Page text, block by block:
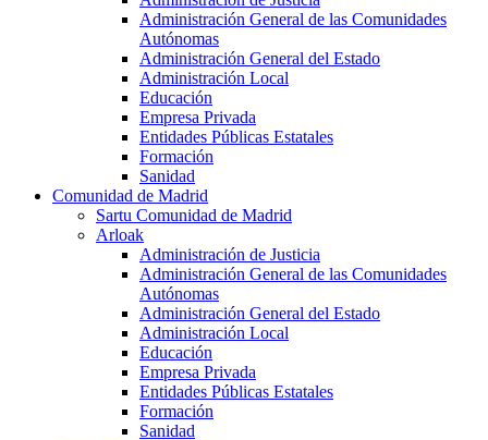
Administración General de las Comunidades
Autónomas
Administración General del Estado
Administración Local
Educación
Empresa Privada
Entidades Públicas Estatales
Formación
Sanidad
Comunidad de Madrid
Sartu Comunidad de Madrid
Arloak
Administración de Justicia
Administración General de las Comunidades
Autónomas
Administración General del Estado
Administración Local
Educación
Empresa Privada
Entidades Públicas Estatales
Formación
Sanidad